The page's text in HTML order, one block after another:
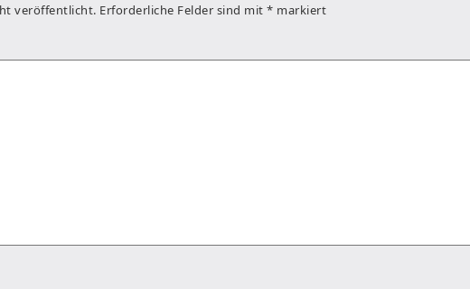
veröffentlicht. Erforderliche Felder sind mit * markiert